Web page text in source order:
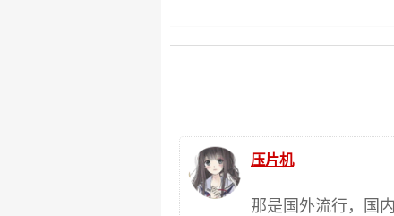
压片机
那是国外流行，国